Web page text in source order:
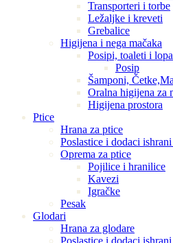
Transporteri i torbe
Ležaljke i kreveti
Grebalice
Higijena i nega mačaka
Posipi, toaleti i
Posip
Šamponi,
Oralna higijena za
Higijena prostora
Ptice
Hrana za ptice
Poslastice i dodaci
Oprema za ptice
Pojilice i hranilice
Kavezi
Igračke
Pesak
Glodari
Hrana za glodare
Poslastice i dodaci